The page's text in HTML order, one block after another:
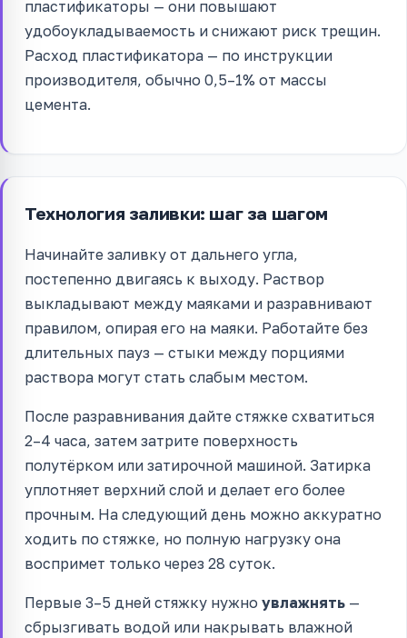
пластификаторы — они повышают
удобоукладываемость и снижают риск трещин.
Расход пластификатора — по инструкции
производителя, обычно 0,5–1% от массы
цемента.
Технология заливки: шаг за шагом
Начинайте заливку от дальнего угла,
постепенно двигаясь к выходу. Раствор
выкладывают между маяками и разравнивают
правилом, опирая его на маяки. Работайте без
длительных пауз — стыки между порциями
раствора могут стать слабым местом.
После разравнивания дайте стяжке схватиться
2–4 часа, затем затрите поверхность
полутёрком или затирочной машиной. Затирка
уплотняет верхний слой и делает его более
прочным. На следующий день можно аккуратно
ходить по стяжке, но полную нагрузку она
воспримет только через 28 суток.
Первые 3–5 дней стяжку нужно увлажнять —
сбрызгивать водой или накрывать влажной